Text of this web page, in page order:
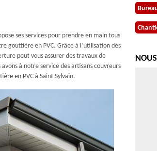
ses services pour prendre en main tous
gouttière en PVC. Grâce à l’utilisation des
peut vous assurer des travaux de
à notre service des artisans couvreurs
en PVC à Saint Sylvain.